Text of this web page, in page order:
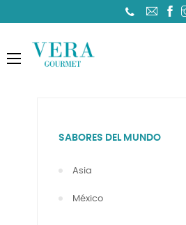
Toggle
☰
SABORES DEL MUNDO
Asia
México